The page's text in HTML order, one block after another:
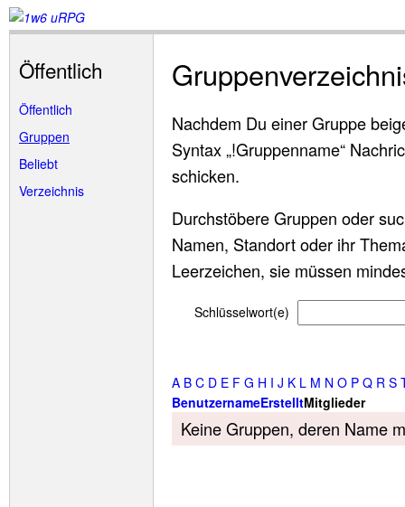
Öffentlich
Öffentlich
Gruppen
Beliebt
Verzeichnis
Nachdem Du einer Gruppe
Syntax „!Gruppenname“
schicken.
Durchstöbere Gruppen oder
Namen, Standort oder ihr
Leerzeichen, sie müssen
Schlüsselwort(e)
A B C D E F G H I J K L M N O P Q R S
BenutzernameErstelltMitglieder
Keine Gruppen, deren Name